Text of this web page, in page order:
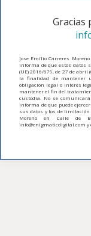
Gracias
Jose Emilio Carreres
informa de que estos datos
(UE) 2016/679, de 27 de abril
la finalidad de mantener
obligación legal o interés
mantener el fin del
custodia. No se
informa de que puede
sus datos y los de
Moreno en Calle de
info@enigmaticdigital.com y